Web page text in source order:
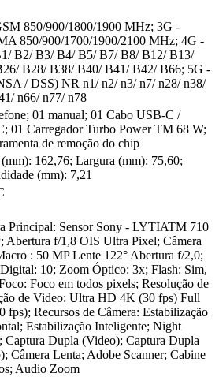
850/900/1800/1900 MHz; 3G -
850/900/1700/1900/2100 MHz; 4G -
B2/ B3/ B4/ B5/ B7/ B8/ B12/ B13/
B28/ B38/ B40/ B41/ B42/ B66; 5G -
/ DSS) NR n1/ n2/ n3/ n7/ n28/ n38/
n66/ n77/ n78
01 manual; 01 Cabo USB-C /
01 Carregador Turbo Power TM 68 W;
de remoção do chip
162,76; Largura (mm): 75,60;
(mm): 7,21
Principal: Sensor Sony - LYTIATM 710
Abertura f/1,8 OIS Ultra Pixel; Câmera
: 50 MP Lente 122° Abertura f/2,0;
10; Zoom Óptico: 3x; Flash: Sim,
Foco em todos pixels; Resolução de
de Video: Ultra HD 4K (30 fps) Full
fps); Recursos de Câmera: Estabilização
Estabilização Inteligente; Night
Captura Dupla (Video); Captura Dupla
Câmera Lenta; Adobe Scanner; Cabine
Audio Zoom